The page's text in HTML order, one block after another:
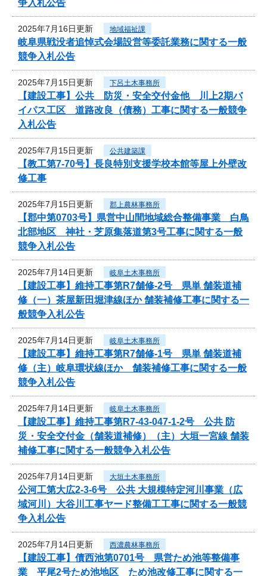
争入札公告
2025年7月16日更新 地域福祉課
岐阜県戦没者追悼式会場設営等委託業務に関する一般
競争入札公告
2025年7月15日更新 下呂土木事務所
【建設工事】公共 防災・安全交付金他 川上2期バ
イパス工区 道路改良（債務）工事に関する一般競争
入札公告
2025年7月15日更新 公共建築課
【教工第7-70号】長良特別支援学校本館等屋上外壁改
修工事
2025年7月15日更新 郡上農林事務所
【郡中第0703号】県営中山間地域総合整備事業 白鳥
北部地区 神社・芝原集落道第3号工事に関する一般
競争入札公告
2025年7月14日更新 岐阜土木事務所
【建設工事】維持工事第R7舗修-2号 県単 舗装道補
修（一）茶屋新田堀津線ほか 舗装補修工事に関する一
般競争入札公告
2025年7月14日更新 岐阜土木事務所
【建設工事】維持工事第R7舗修-1号 県単 舗装道補
修（主）岐阜環状線ほか 舗装補修工事に関する一般
競争入札公告
2025年7月14日更新 岐阜土木事務所
【建設工事】維持工事第R7-43-047-1-2号 公共 防
災・安全交付金（舗装道補修）（主）大垣一宮線 舗装
補修工事に関する一般競争入札公告
2025年7月14日更新 大垣土木事務所
公河工第大広2-3-6号 公共 大規模特定河川事業（広
域河川）大谷川工事ヤード整備工工事に関する一般競
争入札公告
2025年7月14日更新 西濃農林事務所
【建設工事】債西池第0701号 県営ため池等整備事
業 平尾2号ため池地区 ため池改修工事に関する一